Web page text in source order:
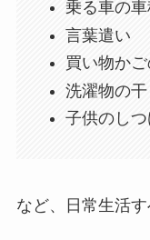
乗る車の
言葉遣い
買い物か
洗濯物の
子供のしつ
など、日常生活す